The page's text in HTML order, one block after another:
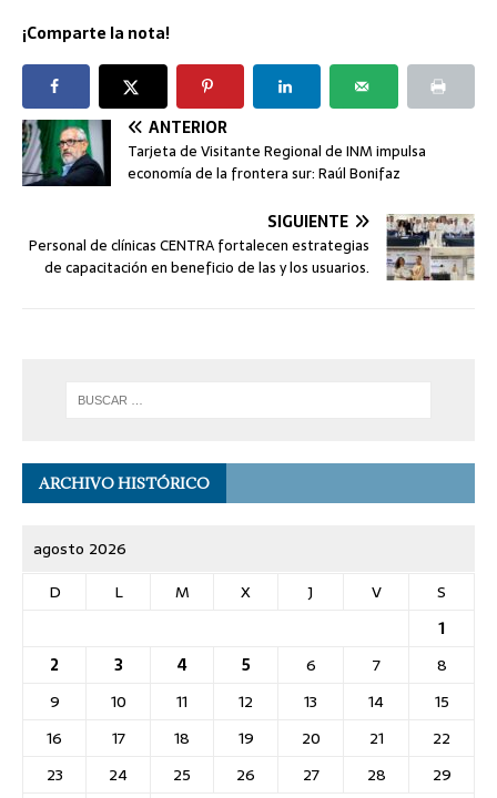
¡Comparte la nota!
ANTERIOR
Tarjeta de Visitante Regional de INM impulsa
economía de la frontera sur: Raúl Bonifaz
SIGUIENTE
Personal de clínicas CENTRA fortalecen estrategias
de capacitación en beneficio de las y los usuarios.
ARCHIVO HISTÓRICO
agosto 2026
D
L M X J V
S
1
2
3 4 5 6 7
8
9
10 11 12 13 14
15
16
17 18 19 20 21
22
23
24 25 26 27 28
29